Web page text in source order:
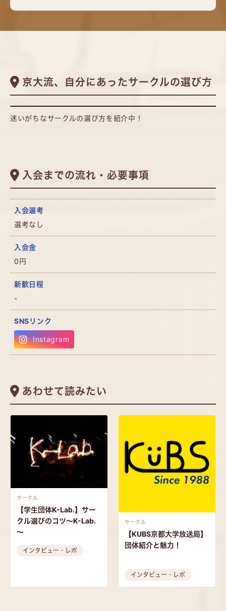
京大流、自分にあったサークルの選び方
迷いがちなサークルの選び方を紹介中！
入会までの流れ・必要事項
入会選考
選考なし
入会金
0円
新歓日程
-
SNSリンク
Instagram
あわせて読みたい
サークル
【学生団体K-Lab.】サー
クル選びのコツ～K-Lab.
～
インタビュー・レポ
サークル
【KUBS京都大学放送局】
団体紹介と魅力！
インタビュー・レポ